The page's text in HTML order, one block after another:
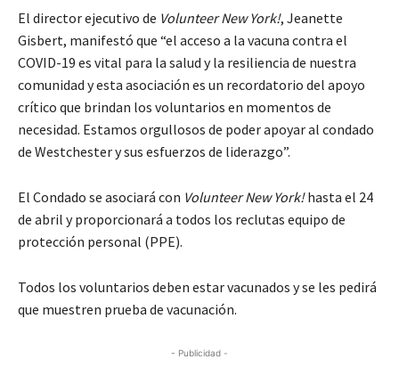
El director ejecutivo de Volunteer New York!, Jeanette
Gisbert, manifestó que “el acceso a la vacuna contra el
COVID-19 es vital para la salud y la resiliencia de nuestra
comunidad y esta asociación es un recordatorio del apoyo
crítico que brindan los voluntarios en momentos de
necesidad. Estamos orgullosos de poder apoyar al condado
de Westchester y sus esfuerzos de liderazgo”.
El Condado se asociará con Volunteer New York!hasta el 24
de abril y proporcionará a todos los reclutas equipo de
protección personal (PPE).
Todos los voluntarios deben estar vacunados y se les pedirá
que muestren prueba de vacunación.
- Publicidad -